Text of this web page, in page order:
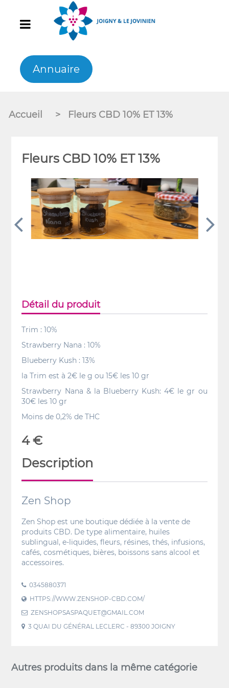
Annuaire
Accueil > Fleurs CBD 10% ET 13%
Fleurs CBD 10% ET 13%
Détail du produit
Trim : 10%
Strawberry Nana : 10%
Blueberry Kush : 13%
la Trim est à 2€ le g ou 15€ les 10 gr
Strawberry Nana & la Blueberry Kush: 4€ le gr ou
30€ les 10 gr
Moins de 0,2% de THC
4 €
Description
Zen Shop
Zen Shop est une boutique dédiée à la vente de
produits CBD. De type alimentaire, huiles
sublingual, e-liquides, fleurs, résines, thés, infusions,
cafés, cosmétiques, bières, boissons sans alcool et
accessoires.
0345880371
HTTPS://WWW.ZENSHOP-CBD.COM/
ZENSHOPSASPAQUET@GMAIL.COM
3 QUAI DU GÉNÉRAL LECLERC - 89300 JOIGNY
Autres produits dans la même catégorie